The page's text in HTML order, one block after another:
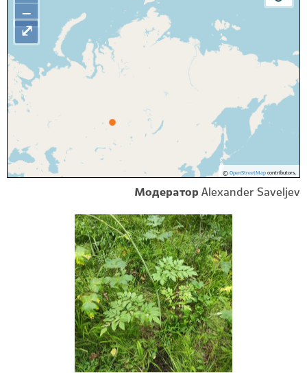
−
© OpenStreetMapcontributors.
⤢
Модератор Alexander Saveljev